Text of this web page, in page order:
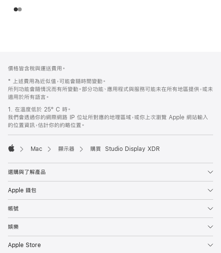
腳
腳
價格皆含稅與運送費用。
* 上述費用為近似值，可能會隨時間變動。
所列功能會隨情況而有所變動。部分功能、應用程式與服務可能未在所有地區提供，或未
適用於所有語言。
1. 在溫度低於 25° C 時。
我們會透過你的網際網路 IP 位址所對應的地理區域，或你上次瀏覽 Apple 網站輸入
的位置資訊，估計你的約略位置。
Mac 顯示器 購買 Studio Display XDR
選購與了解產品
Apple 錢包
帳號
娛樂
Apple Store